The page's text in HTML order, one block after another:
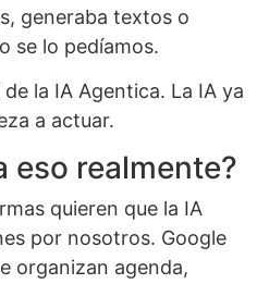
generaba textos o
se lo pedíamos.
la IA Agentica. La IA ya
a actuar.
eso realmente?
quieren que la IA
por nosotros. Google
organizan agenda,